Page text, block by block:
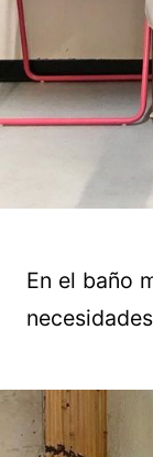
En el baño